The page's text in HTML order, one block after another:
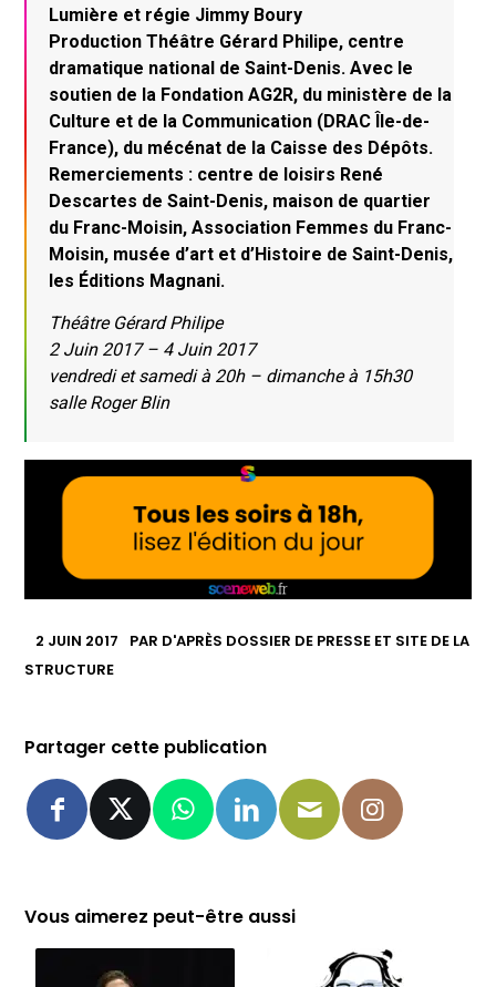
Lumière et régie Jimmy Boury
Production Théâtre Gérard Philipe, centre
dramatique national de Saint-Denis. Avec le
soutien de la Fondation AG2R, du ministère de la
Culture et de la Communication (DRAC Île-de-
France), du mécénat de la Caisse des Dépôts.
Remerciements : centre de loisirs René
Descartes de Saint-Denis, maison de quartier
du Franc-Moisin, Association Femmes du Franc-
Moisin, musée d’art et d’Histoire de Saint-Denis,
les Éditions Magnani.
Théâtre Gérard Philipe
2 Juin 2017 – 4 Juin 2017
vendredi et samedi à 20h – dimanche à 15h30
salle Roger Blin
2 JUIN 2017 PAR D'APRÈS DOSSIER DE PRESSE ET SITE DE LA
STRUCTURE
Partager cette publication
Vous aimerez peut-être aussi